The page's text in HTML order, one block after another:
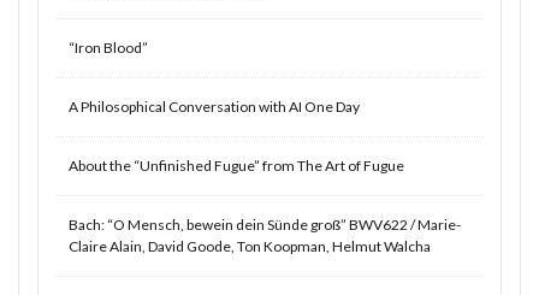
“Iron Blood”
A Philosophical Conversation with AI One Day
About the “Unfinished Fugue” from The Art of Fugue
Bach: “O Mensch, bewein dein Sünde groß” BWV622 / Marie-
Claire Alain, David Goode, Ton Koopman, Helmut Walcha